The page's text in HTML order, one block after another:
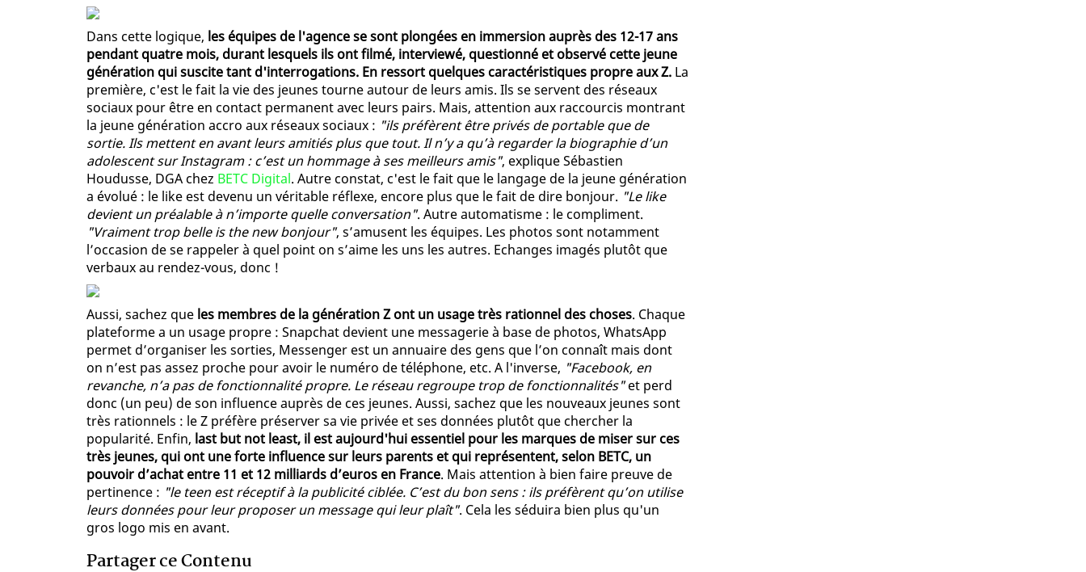
Dans cette logique, les équipes de l'agence se sont plongées en immersion auprès des 12-17 ans
pendant quatre mois, durant lesquels ils ont filmé, interviewé, questionné et observé cette jeune
génération qui suscite tant d'interrogations. En ressort quelques caractéristiques propre aux Z. La
première, c'est le fait la vie des jeunes tourne autour de leurs amis. Ils se servent des réseaux
sociaux pour être en contact permanent avec leurs pairs. Mais, attention aux raccourcis montrant
la jeune génération accro aux réseaux sociaux : "ils préfèrent être privés de portable que de
sortie. Ils mettent en avant leurs amitiés plus que tout. Il n’y a qu’à regarder la biographie d’un
adolescent sur Instagram : c’est un hommage à ses meilleurs amis", explique Sébastien
Houdusse, DGA chez BETC Digital. Autre constat, c'est le fait que le langage de la jeune génération
a évolué : le like est devenu un véritable réflexe, encore plus que le fait de dire bonjour. "Le like
devient un préalable à n’importe quelle conversation". Autre automatisme : le compliment.
"Vraiment trop belle is the new bonjour", s’amusent les équipes. Les photos sont notamment
l’occasion de se rappeler à quel point on s’aime les uns les autres. Echanges imagés plutôt que
verbaux au rendez-vous, donc !
Aussi, sachez que les membres de la génération Z ont un usage très rationnel des choses. Chaque
plateforme a un usage propre : Snapchat devient une messagerie à base de photos, WhatsApp
permet d’organiser les sorties, Messenger est un annuaire des gens que l’on connaît mais dont
on n’est pas assez proche pour avoir le numéro de téléphone, etc. A l'inverse, "Facebook, en
revanche, n’a pas de fonctionnalité propre. Le réseau regroupe trop de fonctionnalités"et perd
donc (un peu) de son influence auprès de ces jeunes. Aussi, sachez que les nouveaux jeunes sont
très rationnels : le Z préfère préserver sa vie privée et ses données plutôt que chercher la
popularité. Enfin, last but not least, il est aujourd'hui essentiel pour les marques de miser sur ces
très jeunes, qui ont une forte influence sur leurs parents et qui représentent, selon BETC, un
pouvoir d’achat entre 11 et 12 milliards d’euros en France. Mais attention à bien faire preuve de
pertinence : "le teen est réceptif à la publicité ciblée. C’est du bon sens : ils préfèrent qu’on utilise
leurs données pour leur proposer un message qui leur plaît". Cela les séduira bien plus qu'un
gros logo mis en avant.
Partager ce Contenu